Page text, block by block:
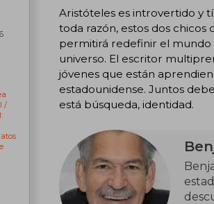
/
Aristóteles es introvertido y
toda razón, estos dos
permitirá redefinir el mundo
universo. El escritor
jóvenes que están
estadounidense. Juntos
está búsqueda, identidad.